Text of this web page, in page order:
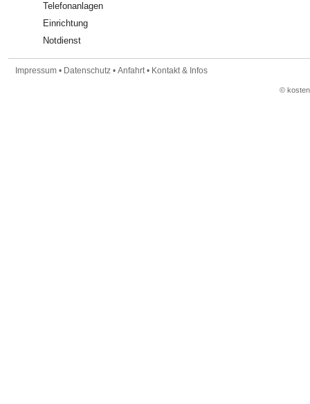
Telefonanlagen
Einrichtung
Notdienst
Impressum • Datenschutz • Anfahrt• Kontakt & Infos
©